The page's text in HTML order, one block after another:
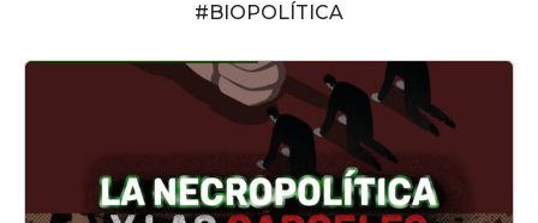
#BIOPOLÍTICA